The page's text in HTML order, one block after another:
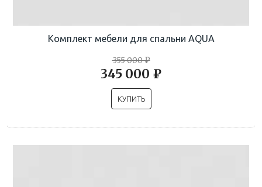
Комплект мебели для спальни AQUA
355 000 ₽
345 000 ₽
КУПИТЬ